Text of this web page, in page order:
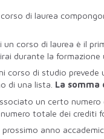
di laurea
corso di laurea è il
durante la formazione
corso di studio
di una lista. La
un certo
totale dei crediti
anno